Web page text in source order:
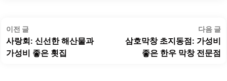
글
탐
색
이전 글이
전
글:
사랑회: 신선한 해산물과
가성비 좋은 횟집
다음 글
삼호막창 초지동점: 가성비
좋은 한우 막창 전문점